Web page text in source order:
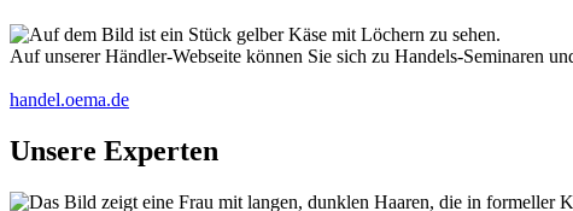
Auf unserer Händler-Webseite können Sie sich zu Handels-Seminaren
handel.oema.de
Unsere Experten